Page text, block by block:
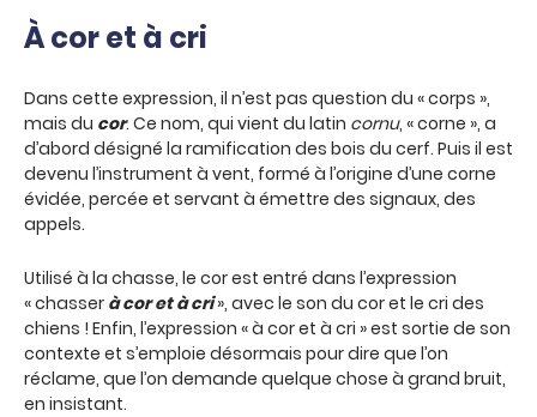
À cor et à cri
Dans cette expression, il n’est pas question du « corps »,
mais du cor. Ce nom, qui vient du latin cornu, « corne », a
d’abord désigné la ramification des bois du cerf. Puis il est
devenu l’instrument à vent, formé à l’origine d’une corne
évidée, percée et servant à émettre des signaux, des
appels.
Utilisé à la chasse, le cor est entré dans l’expression
« chasser à cor et à cri», avec le son du cor et le cri des
chiens ! Enfin, l’expression « à cor et à cri » est sortie de son
contexte et s’emploie désormais pour dire que l’on
réclame, que l’on demande quelque chose à grand bruit,
en insistant.